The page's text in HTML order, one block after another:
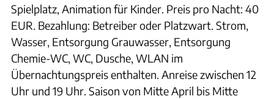
Spielplatz, Animation für Kinder. Preis pro Nacht: 40
EUR. Bezahlung: Betreiber oder Platzwart. Strom,
Wasser, Entsorgung Grauwasser, Entsorgung
Chemie-WC, WC, Dusche, WLAN im
Übernachtungspreis enthalten. Anreise zwischen 12
Uhr und 19 Uhr. Saison von Mitte April bis Mitte